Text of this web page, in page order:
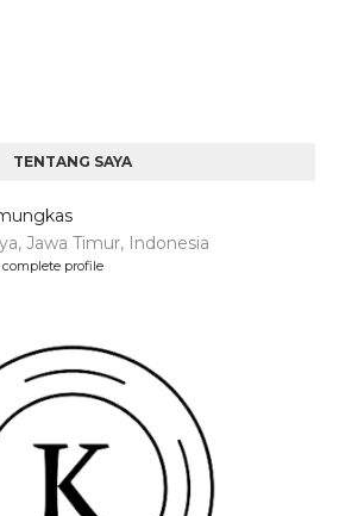
TENTANG SAYA
Jawa Timur, Indonesia
profile